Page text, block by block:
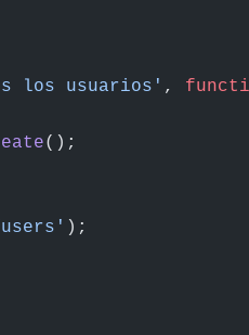
los usuarios' ,
();
);